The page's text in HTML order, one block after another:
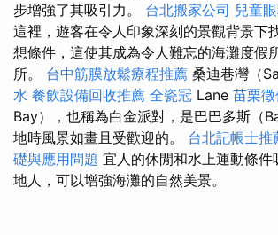
步增強了其吸引力。 台北搬家公司 兒童
這裡，遊客在令人印象深刻的景觀背景下
想條件，這使其成為令人難忘的海灘度假
所。 台中筋膜放鬆療程推薦 桑迪巷灣（
水 餐飲設備回收推薦 全瓷冠 Lane 苗栗
Bay），也稱為白金派對，是巴巴多斯（
地時風景如畫且受歡迎的。 台北記帳士推
礎與應用問題 宜人的休閒和水上運動條件
地人，可以增強海灘的自然美景。